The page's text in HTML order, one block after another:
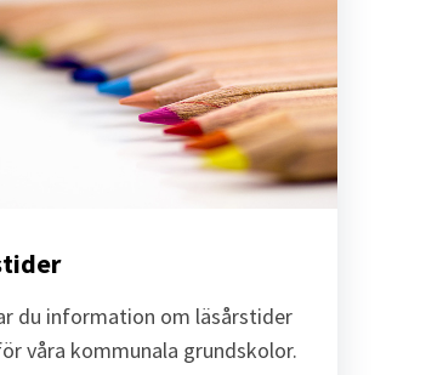
du information om läsårstider
våra kommunala grundskolor.